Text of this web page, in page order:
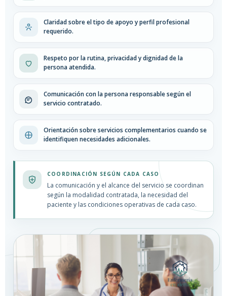
Claridad sobre el tipo de apoyo y perfil profesional
requerido.
Respeto por la rutina, privacidad y dignidad de la
persona atendida.
Comunicación con la persona responsable según el
servicio contratado.
Orientación sobre servicios complementarios cuando se
identifiquen necesidades adicionales.
COORDINACIÓN SEGÚN CADA CASO
La comunicación y el alcance del servicio se coordinan
según la modalidad contratada, la necesidad del
paciente y las condiciones operativas de cada caso.